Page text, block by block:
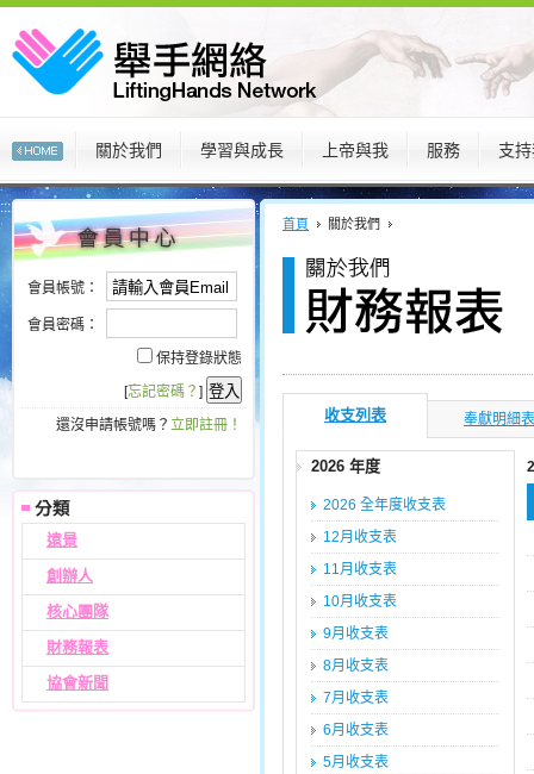
關於我們 學習與成長 上帝與我 服務 支
:::
會員帳號：
會員密碼：
保持登錄狀態
[忘記密碼？ ]
還沒申請帳號嗎？ 立即註冊！
遠景
創辦人
核心團隊
財務報表
協會新聞
:::
首頁 關於我們
收支列表 奉獻明細表
2026 年度
2026 全年度收支表
12月收支表
11月收支表
10月收支表
9月收支表
8月收支表
7月收支表
6月收支表
5月收支表